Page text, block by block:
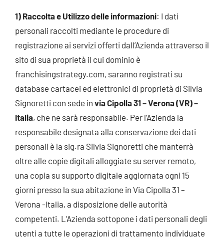
1) Raccolta e Utilizzo delle informazioni: I dati
personali raccolti mediante le procedure di
registrazione ai servizi offerti dall’Azienda attraverso il
sito di sua proprietà il cui dominio è
franchisingstrategy.com, saranno registrati su
database cartacei ed elettronici di proprietà di Silvia
Signoretti con sede in via Cipolla 31 – Verona (VR) –
Italia, che ne sarà responsabile. Per l’Azienda la
responsabile designata alla conservazione dei dati
personali è la sig.ra Silvia Signoretti che manterrà
oltre alle copie digitali alloggiate su server remoto,
una copia su supporto digitale aggiornata ogni 15
giorni presso la sua abitazione in Via Cipolla 31 –
Verona -Italia, a disposizione delle autorità
competenti. L’Azienda sottopone i dati personali degli
utenti a tutte le operazioni di trattamento individuate